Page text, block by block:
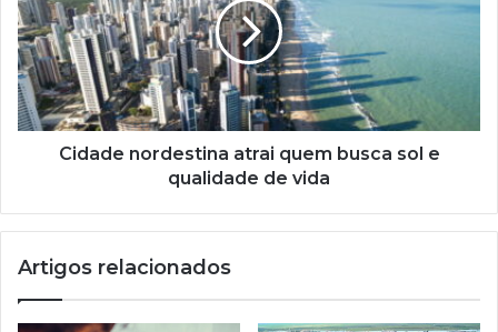
quem
busca
sol
e
qualidade
de
Cidade nordestina atrai quem busca sol e
qualidade de vida
Artigos relacionados